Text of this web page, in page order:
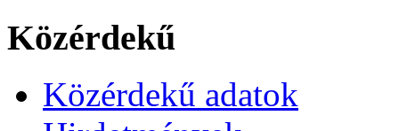
Közérdekű
Közérdekű adatok